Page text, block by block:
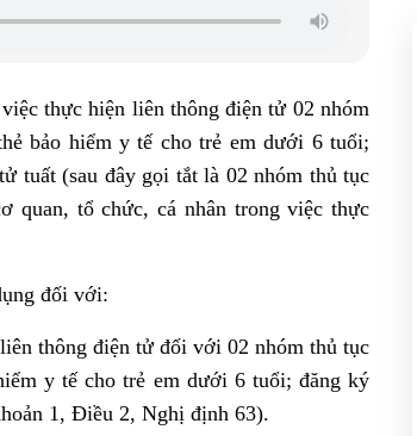
thực hiện liên thông điện tử 02 nhóm
bảo hiểm y tế cho trẻ em dưới 6 tuổi;
tuất (sau đây gọi tắt là 02 nhóm thủ tục
quan, tổ chức, cá nhân trong việc thực
đối với:
thông điện tử đối với 02 nhóm thủ tục
y tế cho trẻ em dưới 6 tuổi; đăng ký
1, Điều 2, Nghị định 63).